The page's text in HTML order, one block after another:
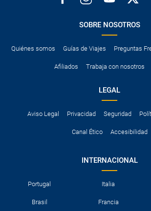
SOBRE NOSOTROS
Quiénes somos Guías de Viajes Preguntas
Afiliados Trabaja con nosotros
LEGAL
Aviso Legal Privacidad Seguridad
Canal Ético Accesibilidad
INTERNACIONAL
Portugal Italia
Brasil Francia